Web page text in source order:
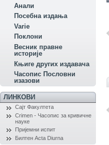
Aнали
Посебна издања
Variе
Поклони
Весник правне
историје
Књиге других издавача
Часопис Пословни
изазови
ЛИНКОВИ
Сајт Факултета
Crimen - Часопис за кривичне
науке
Пријемни испит
Билтен Acta Diurna
ДОБРА...
ДРЖАВА,...